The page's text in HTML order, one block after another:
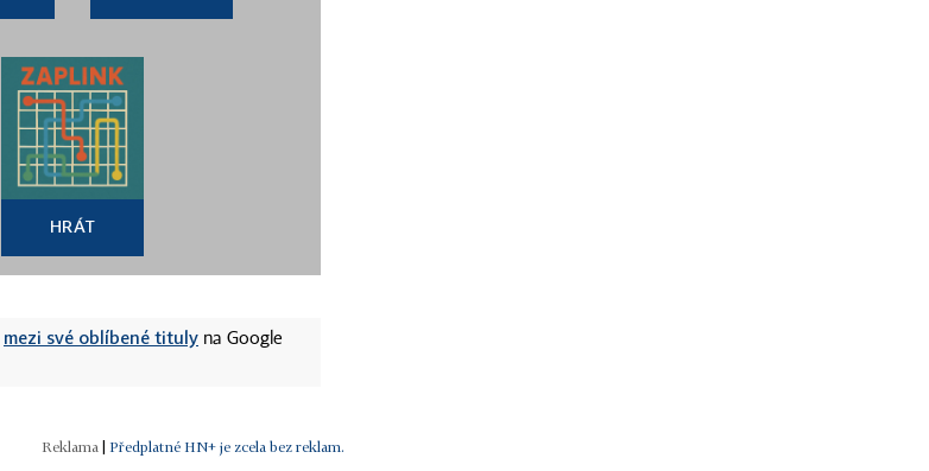
HRÁT
mezi své oblíbené tituly na Google
Předplatné HN+ je zcela bez reklam.